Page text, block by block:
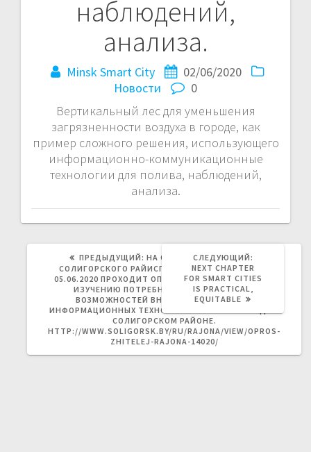
наблюдений,
анализа.
Minsk Smart City
02/06/2020
Новости
0
Вертикальный лес для уменьшения
загрязненности воздуха в городе, как
пример сложного решения, использующего
информационно-коммуникационные
технологии для полива, наблюдений,
анализа.
ПРЕДЫДУЩИЙ: ПРЕДЫДУЩАЯ
ЗАПИСЬ:
НА ОФИЦИАЛЬНОМ САЙТЕ
СОЛИГОРСКОГО РАЙИСПОЛКОМА С 22.05.2020 ПО
05.06.2020 ПРОХОДИТ ОПРОС ЖИТЕЛЕЙ РАЙОНА ПО
ИЗУЧЕНИЮ ПОТРЕБНОСТЕЙ НАСЕЛЕНИЯ И
ВОЗМОЖНОСТЕЙ ВНЕДРЕНИЯ ЦИФРОВЫХ
ИНФОРМАЦИОННЫХ ТЕХНОЛОГИЙ «УМНЫЙ ГОРОД» В
СОЛИГОРСКОМ РАЙОНЕ.
HTTP://WWW.SOLIGORSK.BY/RU/RAJONA/VIEW/OPROS-
ZHITELEJ-RAJONA-14020/
СЛЕДУЮЩИЙ:
ЗАПИСЬ:
NEXT CHAPTER
FOR SMART CITIES
IS PRACTICAL,
EQUITABLE